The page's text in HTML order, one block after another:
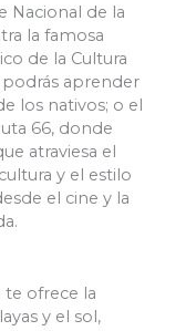
Nacional de la
la famosa
de la Cultura
aprender
los nativos; o el
66, donde
atraviesa el
y el estilo
el cine y la
te ofrece la
y el sol,